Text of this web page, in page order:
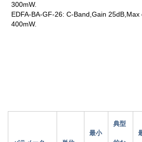
300mW.
EDFA-BA-GF-26: C-Band,Gain
400mW.
最小
典型